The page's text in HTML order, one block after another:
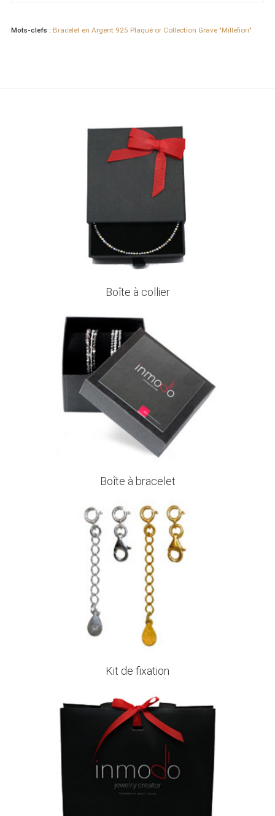
Mots-clefs : Bracelet en Argent 925 Plaqué or Collection Grave "Millefiori"
Boîte à collier
Boîte à bracelet
Kit de fixation